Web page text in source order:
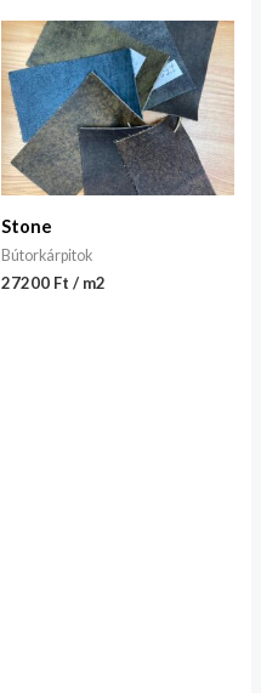
Stone
Bútorkárpitok
27200 Ft / m2